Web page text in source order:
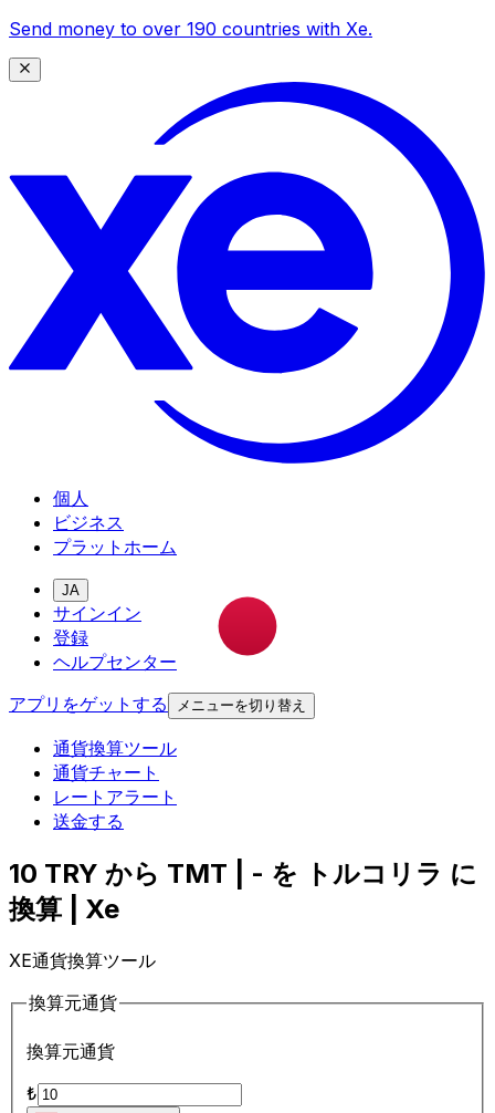
Send money to over 190 countries with Xe.
個人
ビジネス
プラットホーム
JA
サインイン
登録
ヘルプセンター
アプリをゲットする
メニューを切り替え
通貨換算ツール
通貨チャート
レートアラート
送金する
10 TRY から TMT | - を トルコリラ に
換算 | Xe
XE通貨換算ツール
換算元通貨
換算元通貨
₺